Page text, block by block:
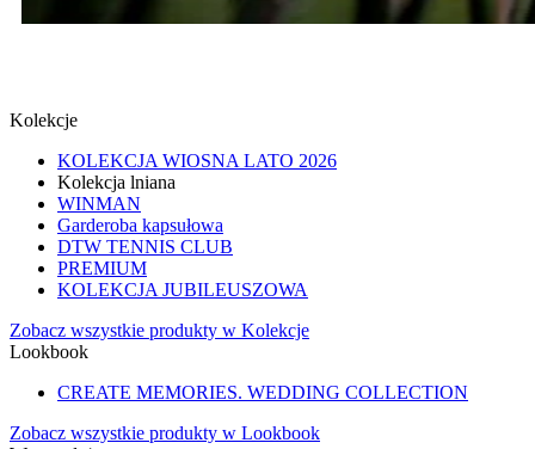
Kolekcje
KOLEKCJA WIOSNA LATO 2026
Kolekcja lniana
WINMAN
Garderoba kapsułowa
DTW TENNIS CLUB
PREMIUM
KOLEKCJA JUBILEUSZOWA
Zobacz wszystkie produkty w Kolekcje
Lookbook
CREATE MEMORIES. WEDDING COLLECTION
Zobacz wszystkie produkty w Lookbook